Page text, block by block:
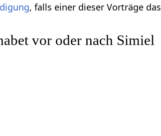
, falls einer dieser Vorträge das
vor oder nach Simiel